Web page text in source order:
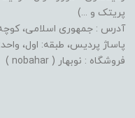
پریتک و ...)
پاساژ پردیس، طبقه: اول، واحد: 5،
فروشگاه : نوبهار ( nobahar )